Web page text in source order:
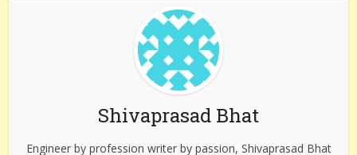
Shivaprasad Bhat
Engineer by profession writer by passion, Shivaprasad Bhat